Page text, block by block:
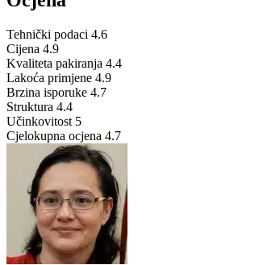
Tehnički podaci 4.6
Cijena 4.9
Kvaliteta pakiranja 4.4
Lakoća primjene 4.9
Brzina isporuke 4.7
Struktura 4.4
Učinkovitost 5
Cjelokupna ocjena 4.7